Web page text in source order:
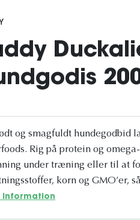
og smagfuldt hundegodbid
Rig på protein og
under træning eller til at
korn og GMO’er,
information